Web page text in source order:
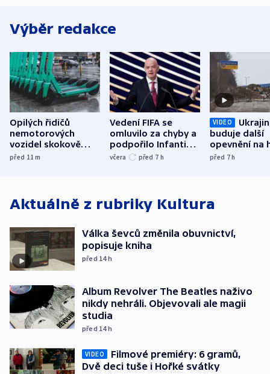
Výběr redakce
Opilých řidičů
nemotorových
vozidel skokově
přibylo, nejvíc ve
před 11m
Vedení FIFA se
omluvilo za chyby a
podpořilo Infantina.
UEFA trvá na
včera před 7 h
VIDEO
buduje další
opevnění na
s Běloruskem
před 7h
Aktuálně z rubriky Kultura
Válka ševců změnila obuvnictví,
popisuje kniha
před 14h
Album Revolver The Beatles naživo
nikdy nehráli. Objevovali ale magii
studia
před 14h
VIDEO
Filmové premiéry: 6 gramů,
Dvě deci tuše i Hořké svátky